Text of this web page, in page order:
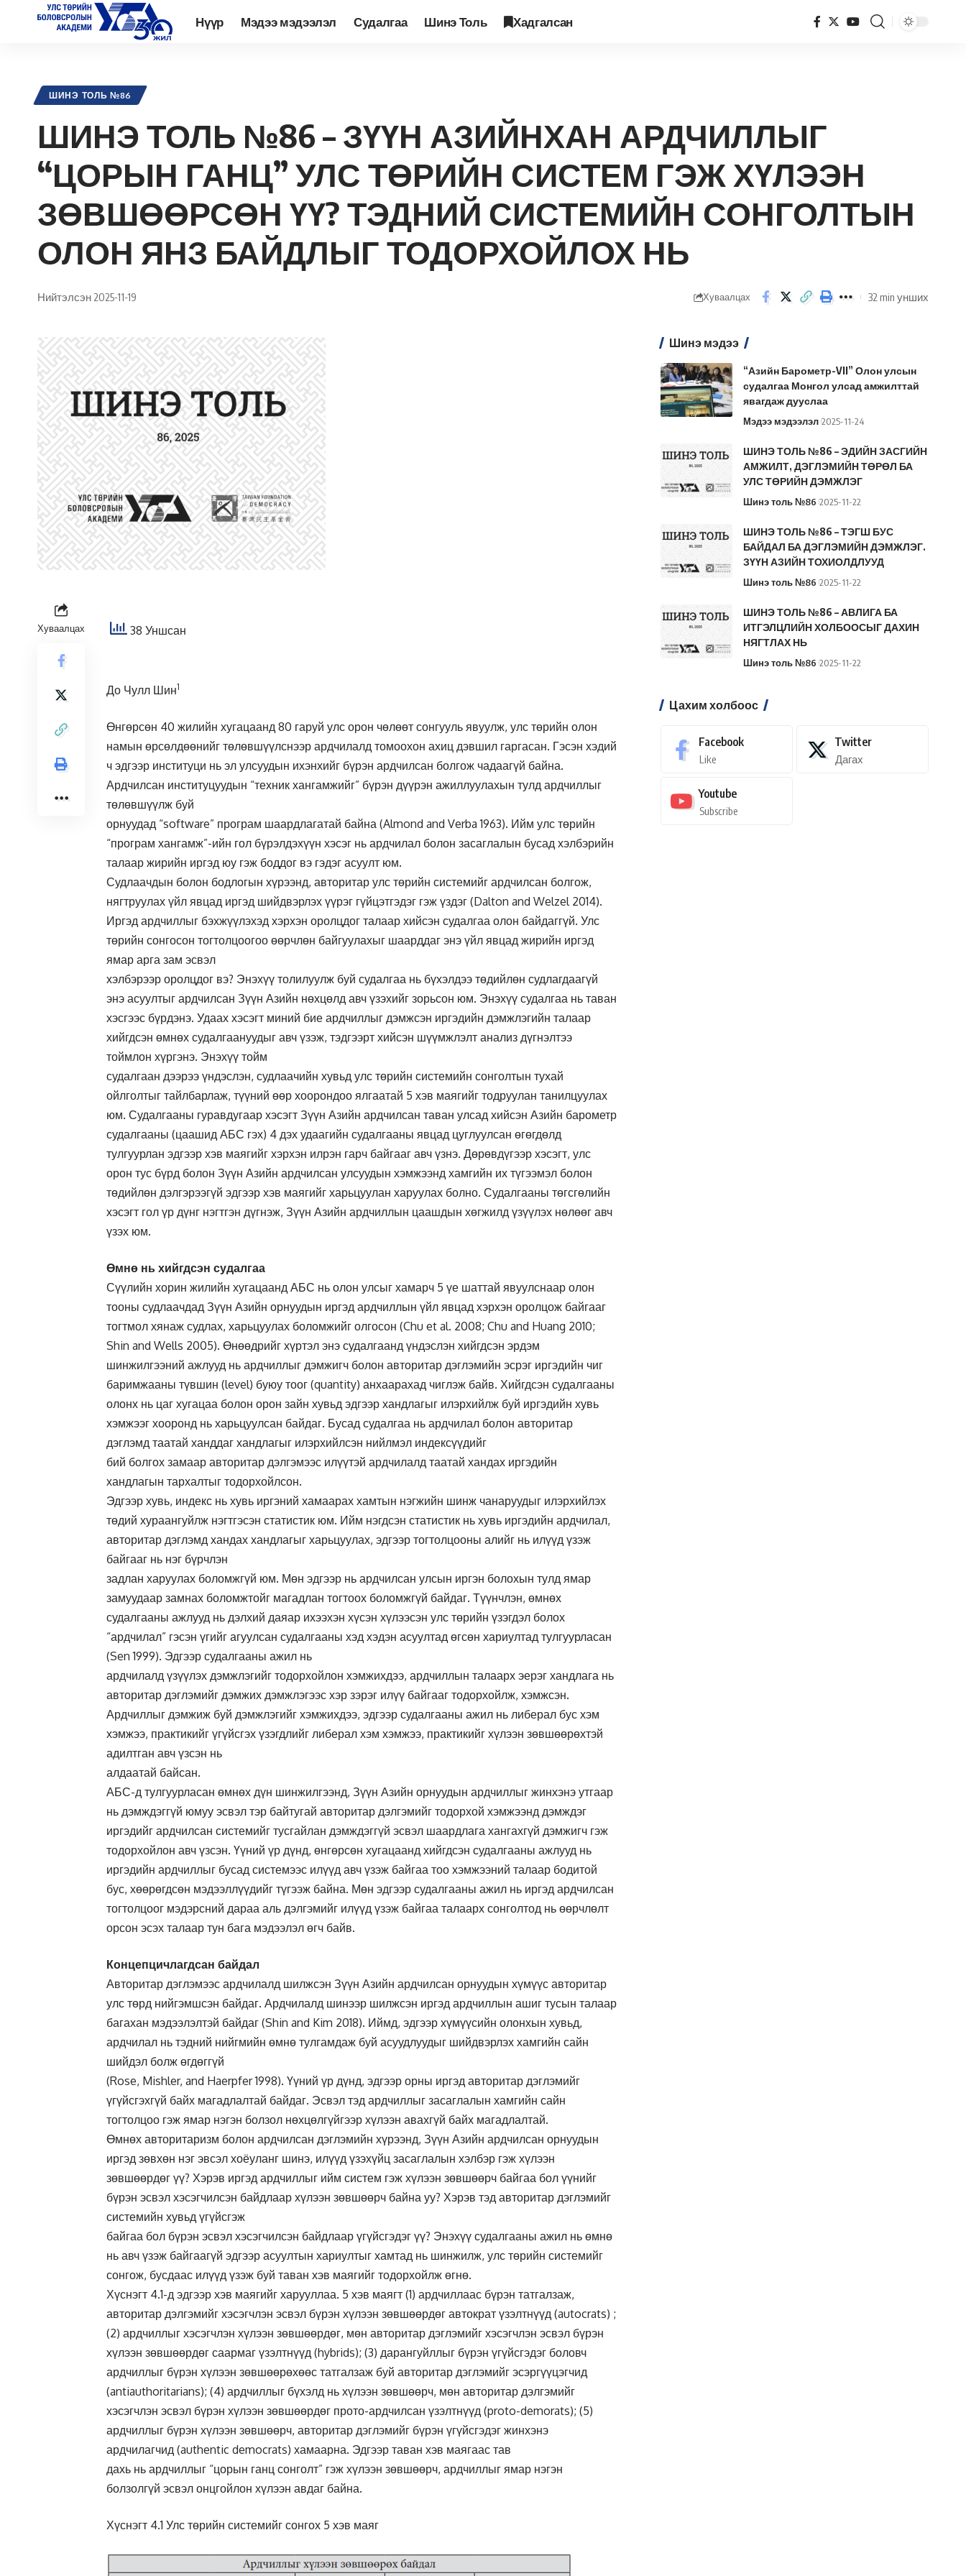
Нүүр Мэдээ мэдээлэл Судалгаа Шинэ Толь Хадгалсан
ШИНЭ ТОЛЬ №86
ШИНЭ ТОЛЬ №86 – ЗҮҮН АЗИЙНХАН АРДЧИЛЛЫГ
“ЦОРЫН ГАНЦ” УЛС ТӨРИЙН СИСТЕМ ГЭЖ ХҮЛЭЭН
ЗӨВШӨӨРСӨН ҮҮ? ТЭДНИЙ СИСТЕМИЙН СОНГОЛТЫН
ОЛОН ЯНЗ БАЙДЛЫГ ТОДОРХОЙЛОХ НЬ
Нийтэлсэн 2025-11-19 Хуваалцах 32 min унших
Хуваалцах 38 Уншсан
До Чулл Шин1
Өнгөрсөн 40 жилийн хугацаанд 80 гаруй улс орон чөлөөт сонгууль явуулж, улс төрийн олон
намын өрсөлдөөнийг төлөвшүүлснээр ардчилалд томоохон ахиц дэвшил гаргасан. Гэсэн хэдий
ч эдгээр институци нь эл улсуудын ихэнхийг бүрэн ардчилсан болгож чадаагүй байна.
Ардчилсан институцуудын “техник хангамжийг” бүрэн дүүрэн ажиллуулахын тулд ардчиллыг
төлөвшүүлж буй
орнуудад “software” програм шаардлагатай байна (Almond and Verba 1963). Ийм улс төрийн
“програм хангамж”-ийн гол бүрэлдэхүүн хэсэг нь ардчилал болон засаглалын бусад хэлбэрийн
талаар жирийн иргэд юу гэж боддог вэ гэдэг асуулт юм.
Судлаачдын болон бодлогын хүрээнд, авторитар улс төрийн системийг ардчилсан болгож,
нягтруулах үйл явцад иргэд шийдвэрлэх үүрэг гүйцэтгэдэг гэж үздэг (Dalton and Welzel 2014).
Иргэд ардчиллыг бэхжүүлэхэд хэрхэн оролцдог талаар хийсэн судалгаа олон байдаггүй. Улс
төрийн сонгосон тогтолцоогоо өөрчлөн байгуулахыг шаарддаг энэ үйл явцад жирийн иргэд
ямар арга зам эсвэл
хэлбэрээр оролцдог вэ? Энэхүү толилуулж буй судалгаа нь бүхэлдээ төдийлөн судлагдаагүй
энэ асуултыг ардчилсан Зүүн Азийн нөхцөлд авч үзэхийг зорьсон юм. Энэхүү судалгаа нь таван
хэсгээс бүрдэнэ. Удаах хэсэгт миний бие ардчиллыг дэмжсэн иргэдийн дэмжлэгийн талаар
хийгдсэн өмнөх судалгаануудыг авч үзэж, тэдгээрт хийсэн шүүмжлэлт анализ дүгнэлтээ
тоймлон хүргэнэ. Энэхүү тойм
судалгаан дээрээ үндэслэн, судлаачийн хувьд улс төрийн системийн сонголтын тухай
ойлголтыг тайлбарлаж, түүний өөр хоорондоо ялгаатай 5 хэв маягийг тодруулан танилцуулах
юм. Судалгааны гуравдугаар хэсэгт Зүүн Азийн ардчилсан таван улсад хийсэн Азийн барометр
судалгааны (цаашид АБС гэх) 4 дэх удаагийн судалгааны явцад цуглуулсан өгөгдөлд
тулгуурлан эдгээр хэв маягийг хэрхэн илрэн гарч байгааг авч үзнэ. Дөрөвдүгээр хэсэгт, улс
орон тус бүрд болон Зүүн Азийн ардчилсан улсуудын хэмжээнд хамгийн их түгээмэл болон
төдийлөн дэлгэрээгүй эдгээр хэв маягийг харьцуулан харуулах болно. Судалгааны төгсгөлийн
хэсэгт гол үр дүнг нэгтгэн дүгнэж, Зүүн Азийн ардчиллын цаашдын хөгжилд үзүүлэх нөлөөг авч
үзэх юм.
Өмнө нь хийгдсэн судалгаа
Сүүлийн хорин жилийн хугацаанд АБС нь олон улсыг хамарч 5 үе шаттай явуулснаар олон
тооны судлаачдад Зүүн Азийн орнуудын иргэд ардчиллын үйл явцад хэрхэн оролцож байгааг
тогтмол хянаж судлах, харьцуулах боломжийг олгосон (Chu et al. 2008; Chu and Huang 2010;
Shin and Wells 2005). Өнөөдрийг хүртэл энэ судалгаанд үндэслэн хийгдсэн эрдэм
шинжилгээний ажлууд нь ардчиллыг дэмжигч болон авторитар дэглэмийн эсрэг иргэдийн чиг
баримжааны түвшин (level) буюу тоог (quantity) анхаарахад чиглэж байв. Хийгдсэн судалгааны
олонх нь цаг хугацаа болон орон зайн хувьд эдгээр хандлагыг илэрхийлж буй иргэдийн хувь
хэмжээг хооронд нь харьцуулсан байдаг. Бусад судалгаа нь ардчилал болон авторитар
дэглэмд таатай ханддаг хандлагыг илэрхийлсэн нийлмэл индексүүдийг
бий болгох замаар авторитар дэлгэмээс илүүтэй ардчилалд таатай хандах иргэдийн
хандлагын тархалтыг тодорхойлсон.
Эдгээр хувь, индекс нь хувь иргэний хамаарах хамтын нэгжийн шинж чанаруудыг илэрхийлэх
төдий хураангуйлж нэгтгэсэн статистик юм. Ийм нэгдсэн статистик нь хувь иргэдийн ардчилал,
авторитар дэглэмд хандах хандлагыг харьцуулах, эдгээр тогтолцооны алийг нь илүүд үзэж
байгааг нь нэг бүрчлэн
задлан харуулах боломжгүй юм. Мөн эдгээр нь ардчилсан улсын иргэн болохын тулд ямар
замуудаар замнах боломжтойг магадлан тогтоох боломжгүй байдаг. Түүнчлэн, өмнөх
судалгааны ажлууд нь дэлхий даяар ихээхэн хүсэн хүлээсэн улс төрийн үзэгдэл болох
“ардчилал” гэсэн үгийг агуулсан судалгааны хэд хэдэн асуултад өгсөн хариултад тулгуурласан
(Sen 1999). Эдгээр судалгааны ажил нь
ардчилалд үзүүлэх дэмжлэгийг тодорхойлон хэмжихдээ, ардчиллын талаарх эерэг хандлага нь
авторитар дэглэмийг дэмжих дэмжлэгээс хэр зэрэг илүү байгааг тодорхойлж, хэмжсэн.
Ардчиллыг дэмжиж буй дэмжлэгийг хэмжихдээ, эдгээр судалгааны ажил нь либерал бус хэм
хэмжээ, практикийг үгүйсгэх үзэгдлийг либерал хэм хэмжээ, практикийг хүлээн зөвшөөрөхтэй
адилтган авч үзсэн нь
алдаатай байсан.
АБС-д тулгуурласан өмнөх дүн шинжилгээнд, Зүүн Азийн орнуудын ардчиллыг жинхэнэ утгаар
нь дэмждэггүй юмуу эсвэл тэр байтугай авторитар дэлгэмийг тодорхой хэмжээнд дэмждэг
иргэдийг ардчилсан системийг тусгайлан дэмждэггүй эсвэл шаардлага хангахгүй дэмжигч гэж
тодорхойлон авч үзсэн. Үүний үр дүнд, өнгөрсөн хугацаанд хийгдсэн судалгааны ажлууд нь
иргэдийн ардчиллыг бусад системээс илүүд авч үзэж байгаа тоо хэмжээний талаар бодитой
бус, хөөрөгдсөн мэдээллүүдийг түгээж байна. Мөн эдгээр судалгааны ажил нь иргэд ардчилсан
тогтолцоог мэдэрсний дараа аль дэлгэмийг илүүд үзэж байгаа талаарх сонголтод нь өөрчлөлт
орсон эсэх талаар тун бага мэдээлэл өгч байв.
Концепцичлагдсан байдал
Авторитар дэглэмээс ардчилалд шилжсэн Зүүн Азийн ардчилсан орнуудын хүмүүс авторитар
улс төрд нийгэмшсэн байдаг. Ардчилалд шинээр шилжсэн иргэд ардчиллын ашиг тусын талаар
багахан мэдээлэлтэй байдаг (Shin and Kim 2018). Иймд, эдгээр хүмүүсийн олонхын хувьд,
ардчилал нь тэдний нийгмийн өмнө тулгамдаж буй асуудлуудыг шийдвэрлэх хамгийн сайн
шийдэл болж өгдөггүй
(Rose, Mishler, and Haerpfer 1998). Үүний үр дүнд, эдгээр орны иргэд авторитар дэглэмийг
үгүйсгэхгүй байх магадлалтай байдаг. Эсвэл тэд ардчиллыг засаглалын хамгийн сайн
тогтолцоо гэж ямар нэгэн болзол нөхцөлгүйгээр хүлээн авахгүй байх магадлалтай.
Өмнөх авторитаризм болон ардчилсан дэглэмийн хүрээнд, Зүүн Азийн ардчилсан орнуудын
иргэд зөвхөн нэг эвсэл хоёуланг шинэ, илүүд үзэхүйц засаглалын хэлбэр гэж хүлээн
зөвшөөрдөг үү? Хэрэв иргэд ардчиллыг ийм систем гэж хүлээн зөвшөөрч байгаа бол үүнийг
бүрэн эсвэл хэсэгчилсэн байдлаар хүлээн зөвшөөрч байна уу? Хэрэв тэд авторитар дэглэмийг
системийн хувьд үгүйсгэж
байгаа бол бүрэн эсвэл хэсэгчилсэн байдлаар үгүйсгэдэг үү? Энэхүү судалгааны ажил нь өмнө
нь авч үзэж байгаагүй эдгээр асуултын хариултыг хамтад нь шинжилж, улс төрийн системийг
сонгож, бусдаас илүүд үзэж буй таван хэв маягийг тодорхойлж өгнө.
Хүснэгт 4.1-д эдгээр хэв маягийг харууллаа. 5 хэв маягт (1) ардчиллаас бүрэн татгалзаж,
авторитар дэлгэмийг хэсэгчлэн эсвэл бүрэн хүлээн зөвшөөрдөг автократ үзэлтнүүд (autocrats) ;
(2) ардчиллыг хэсэгчлэн хүлээн зөвшөөрдөг, мөн авторитар дэглэмийг хэсэгчлэн эсвэл бүрэн
хүлээн зөвшөөрдөг саармаг үзэлтнүүд (hybrids); (3) дарангуйллыг бүрэн үгүйсгэдэг боловч
ардчиллыг бүрэн хүлээн зөвшөөрөхөөс татгалзаж буй авторитар дэглэмийг эсэргүүцэгчид
(antiauthoritarians); (4) ардчиллыг бүхэлд нь хүлээн зөвшөөрч, мөн авторитар дэлгэмийг
хэсэгчлэн эсвэл бүрэн хүлээн зөвшөөрдөг прото-ардчилсан үзэлтнүүд (proto-demorats); (5)
ардчиллыг бүрэн хүлээн зөвшөөрч, авторитар дэглэмийг бүрэн үгүйсгэдэг жинхэнэ
ардчилагчид (authentic democrats) хамаарна. Эдгээр таван хэв маягаас тав
дахь нь ардчиллыг “цорын ганц сонголт” гэж хүлээн зөвшөөрч, ардчиллыг ямар нэгэн
болзолгүй эсвэл онцгойлон хүлээн авдаг байна.
Хүснэгт 4.1 Улс төрийн системийг сонгох 5 хэв маяг
Шинэ мэдээ
“Азийн Барометр-VII” Олон улсын
судалгаа Монгол улсад амжилттай
явагдаж дууслаа
Мэдээ мэдээлэл 2025-11-24
ШИНЭ ТОЛЬ №86 – ЭДИЙН ЗАСГИЙН
АМЖИЛТ, ДЭГЛЭМИЙН ТӨРӨЛ БА
УЛС ТӨРИЙН ДЭМЖЛЭГ
Шинэ толь №86 2025-11-22
ШИНЭ ТОЛЬ №86 – ТЭГШ БУС
БАЙДАЛ БА ДЭГЛЭМИЙН ДЭМЖЛЭГ.
ЗҮҮН АЗИЙН ТОХИОЛДЛУУД
Шинэ толь №86 2025-11-22
ШИНЭ ТОЛЬ №86 – АВЛИГА БА
ИТГЭЛЦЛИЙН ХОЛБООСЫГ ДАХИН
НЯГТЛАХ НЬ
Шинэ толь №86 2025-11-22
Цахим холбоос
Facebook
Like
Twitter
Дагах
Youtube
Subscribe